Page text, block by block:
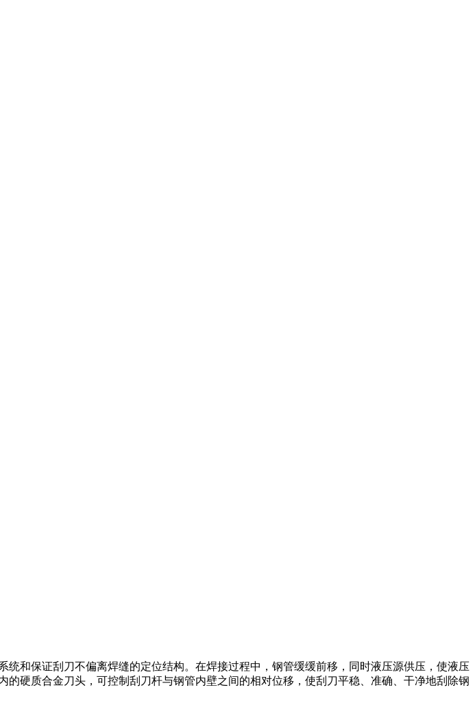
和保证刮刀不偏离焊缝的定位结构。在焊接过程中，钢管缓缓前移，同时液压源供压，使液压
硬质合金刀头，可控制刮刀杆与钢管内壁之间的相对位移，使刮刀平稳、准确、干净地刮除钢